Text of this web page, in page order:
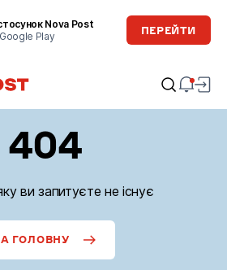
Nova Post
Play
ПЕРЕЙТИ
404
ви запитуєте не існує
ГОЛОВНУ